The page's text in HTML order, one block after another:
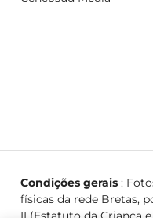
Condições gerais:
físicas da rede Bretas,